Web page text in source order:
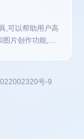
,可以帮助用户高
图片创作功能,同
号-9